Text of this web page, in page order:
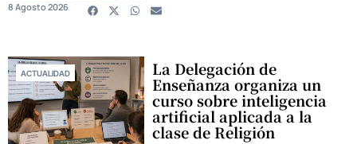
8 Agosto 2026
ACTUALIDAD La Delegación de
Enseñanza organiza un
curso sobre inteligencia
artificial aplicada a la
clase de Religión